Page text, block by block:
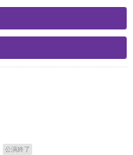
公演終了